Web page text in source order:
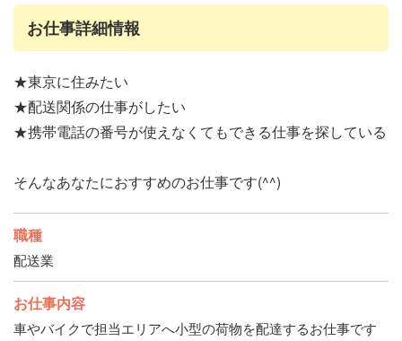
お仕事詳細情報
★東京に住みたい
★配送関係の仕事がしたい
★携帯電話の番号が使えなくてもできる仕事を探している
そんなあなたにおすすめのお仕事です(^^)
職種
配送業
お仕事内容
車やバイクで担当エリアへ小型の荷物を配達するお仕事です